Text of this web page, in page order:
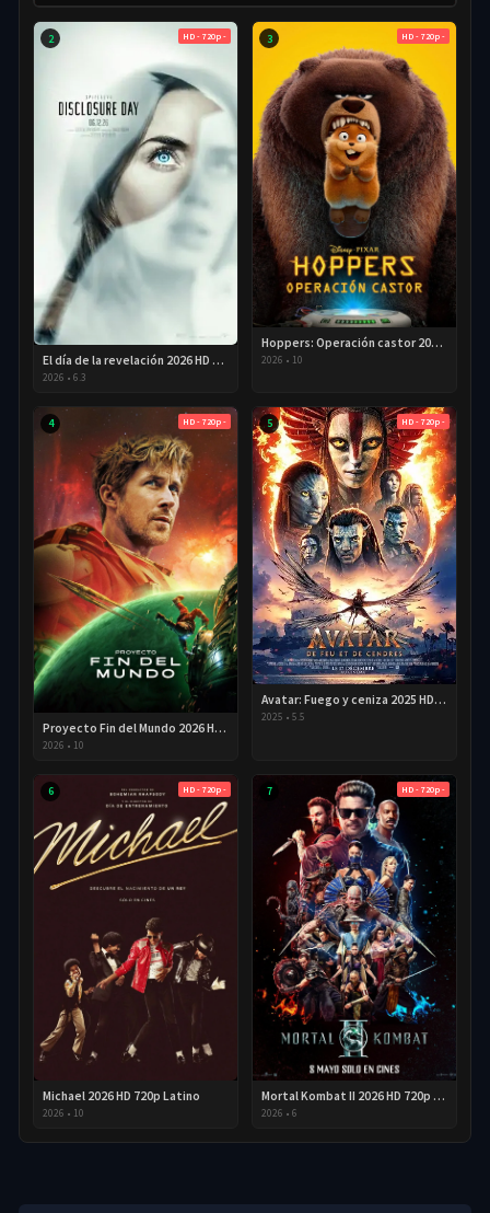
2 HD - 720p -
El día de la revelación 2026 HD 720P Latino
2026 • 6.3
3 HD - 720p -
Hoppers: Operación castor 2026 HD 720p Latino
2026 • 10
4 HD - 720p -
Proyecto Fin del Mundo 2026 HD 720p Latino
2026 • 10
5 HD - 720p -
Avatar: Fuego y ceniza 2025 HD 720p Latino
2025 • 5.5
6 HD - 720p -
Michael 2026 HD 720p Latino
2026 • 10
7 HD - 720p -
Mortal Kombat II 2026 HD 720p Latino
2026 • 6